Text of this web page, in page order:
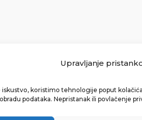
Upravljanje
iskustvo, koristimo tehnologije poput
podataka. Nepristanak ili povlačenje